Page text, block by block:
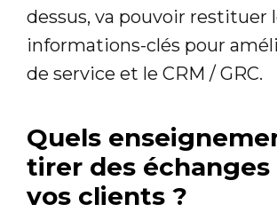
dessus, va pouvoir restituer
informations-clés pour
de service et le CRM / GRC.
Quels
tirer des échanges
vos clients ?